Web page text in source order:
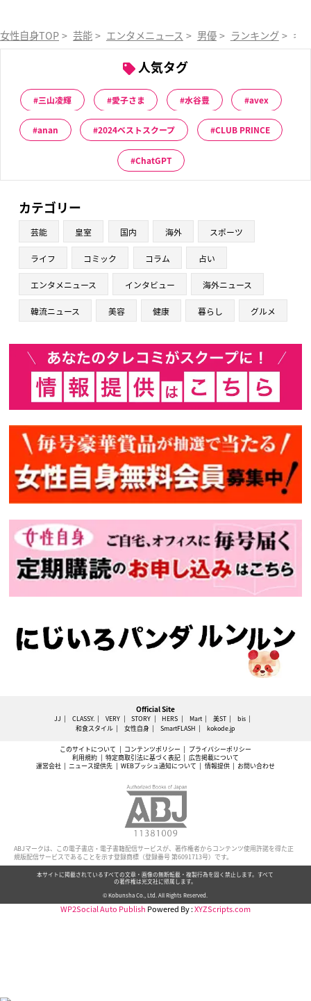
女性自身TOP > 芸能 > エンタメニュース > 男優 > ランキング > ギ
人気タグ
三山凌輝 愛子さま 水谷豊 avex
anan 2024ベストスクープ CLUB PRINCE
ChatGPT
カテゴリー
芸能 皇室 国内 海外 スポーツ
ライフ コミック コラム 占い
エンタメニュース インタビュー 海外ニュース
韓流ニュース 美容 健康 暮らし グルメ
Official Site
JJ CLASSY. VERY STORY HERS Mart 美ST
bis
和食スタイル
女性自身 SmartFLASH kokode.jp
このサイトについて コンテンツポリシー
プライバシーポリシー
利用規約
特定商取引法に基づく表記
広告掲載について
運営会社
ニュース提供先 WEBプッシュ通知について 情報提供 お問い合わせ
ABJマークは、この電子書店・電子書籍配信サービスが、著作権者からコンテンツ使用許諾を得た正
規版配信サービスであることを示す登録商標（登録番号 第6091713号）です。
本サイトに掲載されているすべての文章・画像の無断転載・複製行為を固く禁止します。すべて
の著作権は光文社に帰属します。
© Kobunsha Co., Ltd. All Rights Reserved.
WP2Social Auto Publish Powered By :XYZScripts.com